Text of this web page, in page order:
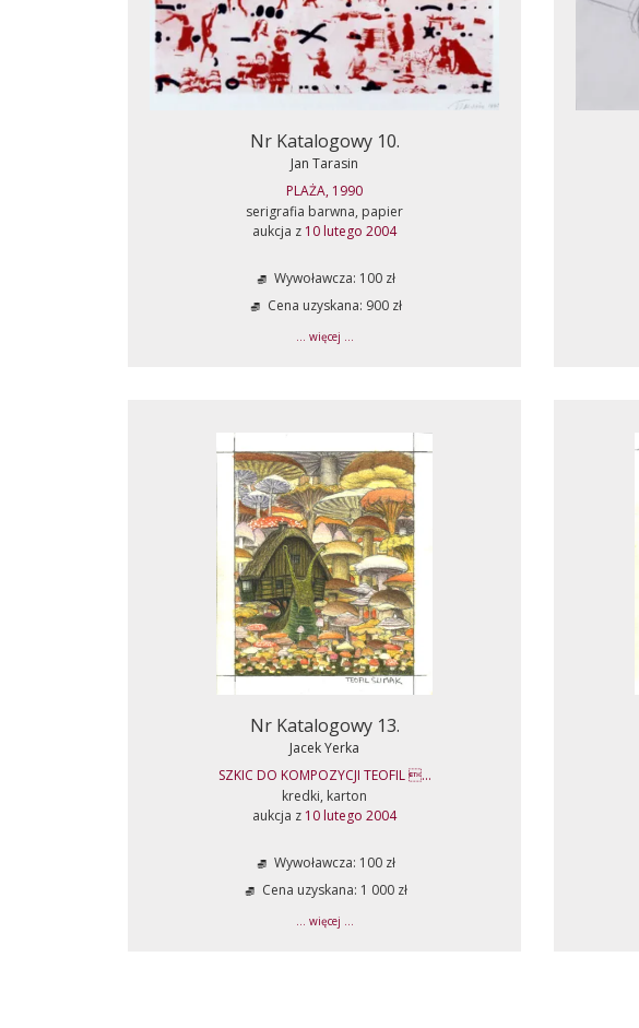
Nr Katalogowy 10.
Jan Tarasin
PLAŻA, 1990
serigrafia barwna, papier
aukcja z 10 lutego 2004
Wywoławcza: 100 zł
Cena uzyskana: 900 zł
... więcej ...
Nr Katalogowy 13.
Jacek Yerka
SZKIC DO KOMPOZYCJI TEOFIL ...
kredki, karton
aukcja z 10 lutego 2004
Wywoławcza: 100 zł
Cena uzyskana: 1 000 zł
... więcej ...